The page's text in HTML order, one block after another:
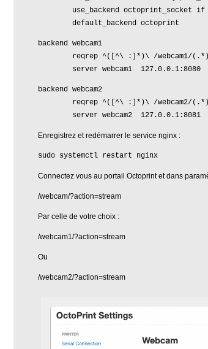
use_backend octoprint_socket if {
default_backend octoprint
backend webcam1
reqrep ^([^\ :]*)\ /webcam1/
server webcam1 127.0.0.1:8080
backend webcam2
reqrep ^([^\ :]*)\ /webcam2/
server webcam2 127.0.0.1:8081
Enregistrez et redémarrer le service nginx :
sudo systemctl restart nginx
Connectez vous au portail Octoprint et dans
/webcam/?action=stream
Par celle de votre choix :
/webcam1/?action=stream
Ou
/webcam2/?action=stream